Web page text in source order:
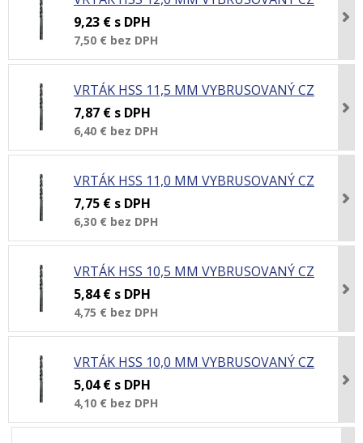
9,23 € s DPH
7,50 € bez DPH
VRTÁK HSS 11,5 MM VYBRUSOVANÝ CZ
7,87 € s DPH
6,40 € bez DPH
VRTÁK HSS 11,0 MM VYBRUSOVANÝ CZ
7,75 € s DPH
6,30 € bez DPH
VRTÁK HSS 10,5 MM VYBRUSOVANÝ CZ
5,84 € s DPH
4,75 € bez DPH
VRTÁK HSS 10,0 MM VYBRUSOVANÝ CZ
5,04 € s DPH
4,10 € bez DPH